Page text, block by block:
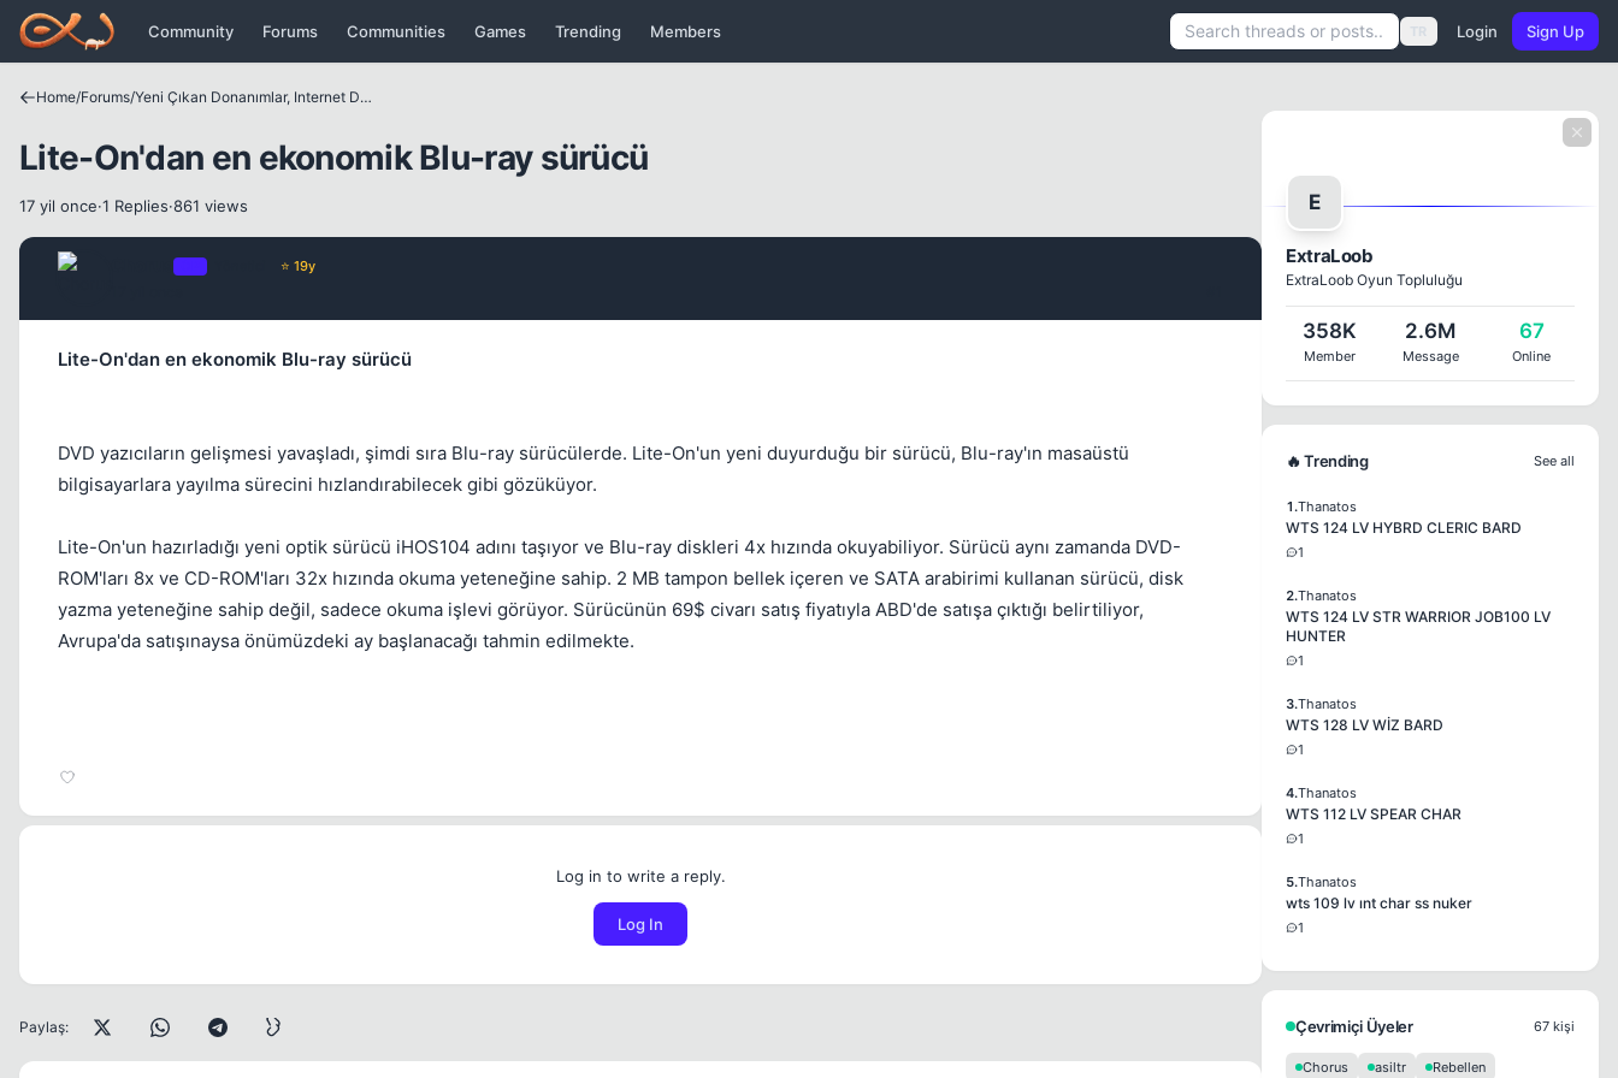
Icerige atla
Community Forums Communities Games Trending Members TR Login Sign Up
Home/Forums/ Yeni Çıkan Donanımlar, Internet Dünyası ve Benzer Konular
Lite-On'dan en ekonomik Blu-ray sürücü
17 yil once·1 Replies·861 views
Bounty amount
⭐ 19y
Lite-On'dan en ekonomik Blu-ray sürücü
DVD yazıcıların gelişmesi yavaşladı, şimdi sıra Blu-ray sürücülerde. Lite-On'un yeni duyurduğu bir sürücü, Blu-ray'ın masaüstü
bilgisayarlara yayılma sürecini hızlandırabilecek gibi gözüküyor.
Lite-On'un hazırladığı yeni optik sürücü iHOS104 adını taşıyor ve Blu-ray diskleri 4x hızında okuyabiliyor. Sürücü aynı zamanda DVD-
ROM'ları 8x ve CD-ROM'ları 32x hızında okuma yeteneğine sahip. 2 MB tampon bellek içeren ve SATA arabirimi kullanan sürücü, disk
yazma yeteneğine sahip değil, sadece okuma işlevi görüyor. Sürücünün 69$ civarı satış fiyatıyla ABD'de satışa çıktığı belirtiliyor,
Avrupa'da satışınaysa önümüzdeki ay başlanacağı tahmin edilmekte.
Log in to write a reply.
Log In
Paylaş:
E
ExtraLoob
ExtraLoob Oyun Topluluğu
358K
Member
2.6M
Message
67
Online
🔥 Trending See all
1.Thanatos
WTS 124 LV HYBRD CLERIC BARD
1
2.Thanatos
WTS 124 LV STR WARRIOR JOB100 LV
HUNTER
1
3.Thanatos
WTS 128 LV WİZ BARD
1
4.Thanatos
WTS 112 LV SPEAR CHAR
1
5.Thanatos
wts 109 lv ınt char ss nuker
1
Çevrimiçi Üyeler 67 kişi
Chorus asiltr Rebellen